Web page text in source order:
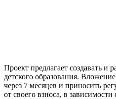
Проект предлагает создавать и
детского образования.
через 7 месяцев и приносить
от своего взноса, в